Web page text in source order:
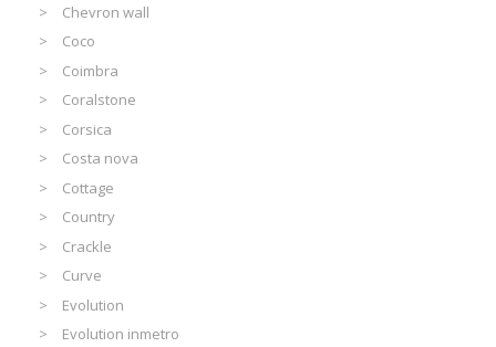
Chevron wall
Coco
Coimbra
Coralstone
Corsica
Costa nova
Cottage
Country
Crackle
Curve
Evolution
Evolution inmetro